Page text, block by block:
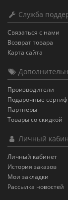
Служба
Связаться с нами
Возврат товара
Карта сайта
Производители
Подарочные
Партнёры
Товары со скидкой
Личный
Личный кабинет
История заказов
Мои закладки
Рассылка новостей